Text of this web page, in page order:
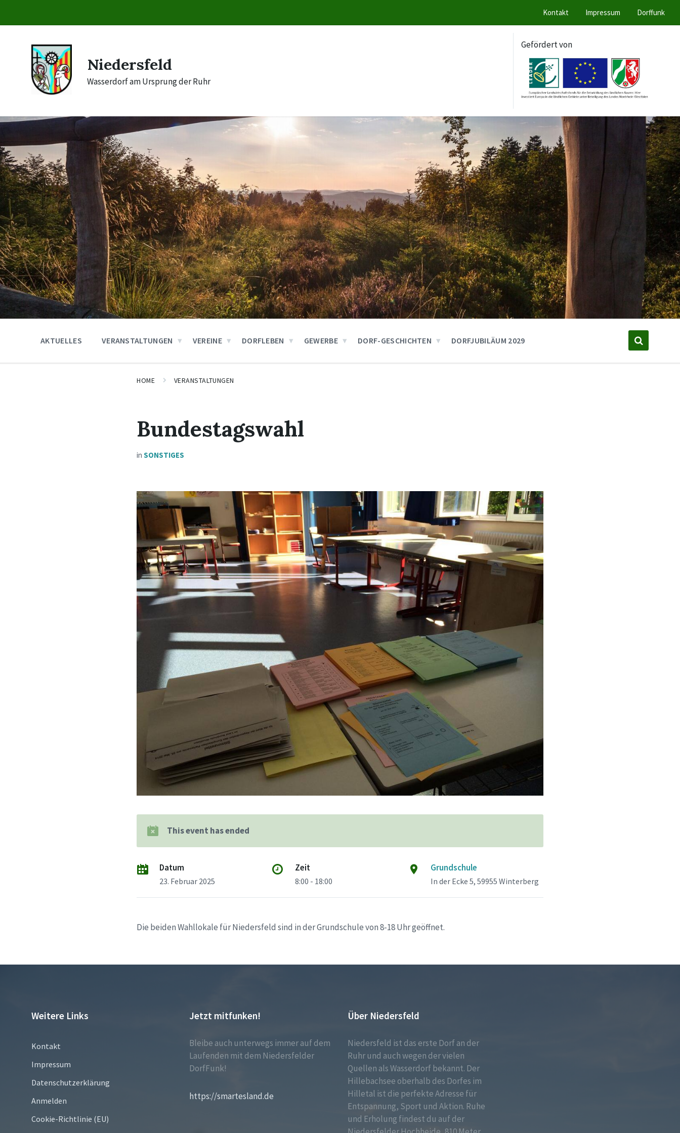
content
main
footer
Kontakt Impressum Dorffunk
Niedersfeld
Wasserdorf am Ursprung der Ruhr
Gefördert von
AKTUELLES VERANSTALTUNGEN VEREINE DORFLEBEN GEWERBE DORF-GESCHICHTEN DORFJUBILÄUM 2029
HOME VERANSTALTUNGEN
Bundestagswahl
inSONSTIGES
This event has ended
Datum
23. Februar 2025
Zeit
8:00 - 18:00
Grundschule
In der Ecke 5, 59955 Winterberg
Die beiden Wahllokale für Niedersfeld sind in der Grundschule von 8-18 Uhr geöffnet.
Weitere Links
Kontakt
Impressum
Datenschutzerklärung
Anmelden
Cookie-Richtlinie (EU)
Jetzt mitfunken!
Bleibe auch unterwegs immer auf dem
Laufenden mit dem Niedersfelder
DorfFunk!
https://smartesland.de
Über Niedersfeld
Niedersfeld ist das erste Dorf an der
Ruhr und auch wegen der vielen
Quellen als Wasserdorf bekannt. Der
Hillebachsee oberhalb des Dorfes im
Hilletal ist die perfekte Adresse für
Entspannung, Sport und Aktion. Ruhe
und Erholung findest du auf der